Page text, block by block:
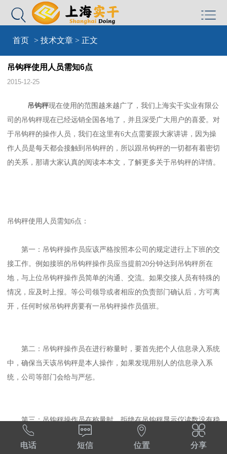


首页 > 技术文章 > 正文
吊钩秤使用人员需知6点
2015-12-25
吊钩秤现在使用的范围越来越广了，我们上海实干实业有限公
司的吊钩秤现在已经远销全国各地了，并且深受广大用户的喜爱。对
于吊钩秤的操作人员，我们在这里有6大点需要跟大家讲讲，因为操
作人员是每天都会接触到吊钩秤的，所以跟吊钩秤的一切都有着密切
的关系，那请大家认真的阅读本本文，了解更多关于吊钩秤的详情。
吊钩秤使用人员需知6点：
第一：吊钩秤操作员应该严格按照本公司的规定进行上下班的交
接工作。例如接班的吊钩秤操作员应当提前20分钟达到吊钩秤所在
地，与上位吊钩秤操作员简单的沟通、交流。如果交接人员有特殊的
情况，应及时上报。等公司领导或者相应的负责部门确认后，方可离
开，任何时候吊钩秤房要有一吊钩秤操作员值班。
第二：吊钩秤操作员在进行称量时，要首先把个人信息录入系统
中，确保当天该吊钩秤是本人操作，如果发现用别人的信息录入系
统，公司等部门会给与严惩。
第三：吊钩秤操作员在称量时，拒绝在吊钩秤显示仪读数没有稳
定的情况下称量。同时在称量的过程中核对吊钩秤单上的各项信息，
确定无误后方可打印单据。

电话

短信

位置

分享